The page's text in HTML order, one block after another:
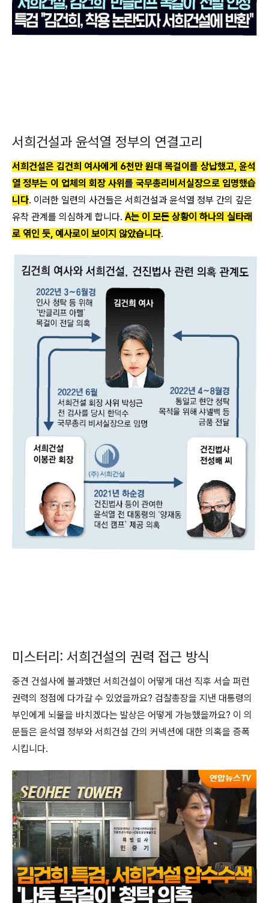
서희건설과 윤석열 정부의 연결고리
서희건설은 김건희 여사에게 6천만 원대 목걸이를 상납했고, 윤석
열 정부는 이 업체의 회장 사위를 국무총리비서실장으로 임명했습
니다. 이러한 일련의 사건들은 서희건설과 윤석열 정부 간의 깊은
유착 관계를 의심하게 합니다. A는 이 모든 상황이 하나의 실타래
로 엮인 듯, 예사로이 보이지 않았습니다.
미스터리: 서희건설의 권력 접근 방식
중견 건설사에 불과했던 서희건설이 어떻게 대선 직후 서슬 퍼런
권력의 정점에 다가갈 수 있었을까요? 검찰총장을 지낸 대통령의
부인에게 뇌물을 바치겠다는 발상은 어떻게 가능했을까요? 이 의
문들은 윤석열 정부와 서희건설 간의 커넥션에 대한 의혹을 증폭
시킵니다.